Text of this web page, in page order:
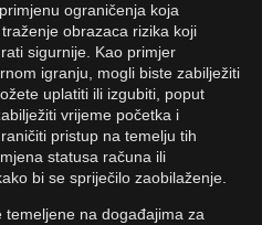
ograničenja koja
obrazaca rizika koji
sigurnije. Kao primjer
igranju, mogli biste zabilježiti
uplatiti ili izgubiti, poput
vrijeme početka i
pristup na temelju tih
statusa računa ili
bi se spriječilo zaobilaženje.
na događajima za